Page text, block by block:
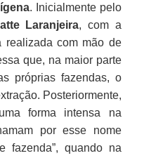
. Inicialmente pelo
Laranjeira, com a
realizada com mão de
que, na maior parte
próprias fazendas, o
Posteriormente,
forma intensa na
por esse nome
fazenda”, quando na